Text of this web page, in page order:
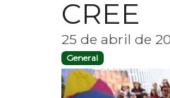
CREE
25 de abril de
General